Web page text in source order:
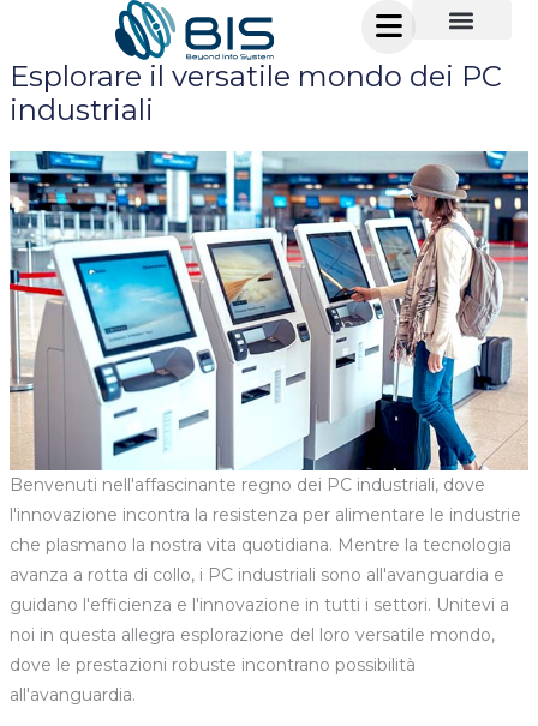
contenuto
Esplorare il versatile mondo dei PC
industriali
Benvenuti nell'affascinante regno dei PC industriali, dove
l'innovazione incontra la resistenza per alimentare le industrie
che plasmano la nostra vita quotidiana. Mentre la tecnologia
avanza a rotta di collo, i PC industriali sono all'avanguardia e
guidano l'efficienza e l'innovazione in tutti i settori. Unitevi a
noi in questa allegra esplorazione del loro versatile mondo,
dove le prestazioni robuste incontrano possibilità
all'avanguardia.